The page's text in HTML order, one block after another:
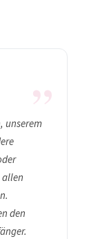
„
unserem
den